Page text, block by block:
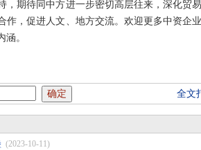
期待同中方进一步密切高层往来，深化贸
，促进人文、地方交流。欢迎更多中资企
。
全文
(2023-10-11)